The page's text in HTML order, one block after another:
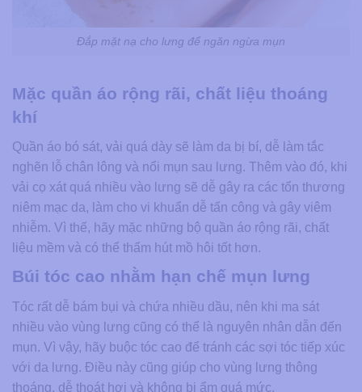
Đắp mặt nạ cho lưng để ngăn ngừa mụn
Mặc quần áo rộng rãi, chất liệu thoáng
khí
Quần áo bó sát, vải quá dày sẽ làm da bị bí, dễ làm tắc
nghẽn lỗ chân lông và nổi mụn sau lưng. Thêm vào đó, khi
vải cọ xát quá nhiều vào lưng sẽ dễ gây ra các tổn thương
niêm mạc da, làm cho vi khuẩn dễ tấn công và gây viêm
nhiễm. Vì thế, hãy mặc những bộ quần áo rộng rãi, chất
liệu mềm và có thể thấm hút mồ hôi tốt hơn.
Búi tóc cao nhằm hạn chế mụn lưng
Tóc rất dễ bám bụi và chứa nhiều dầu, nên khi ma sát
nhiều vào vùng lưng cũng có thể là nguyên nhân dẫn đến
mụn. Vì vậy, hãy buộc tóc cao để tránh các sợi tóc tiếp xúc
với da lưng. Điều này cũng giúp cho vùng lưng thông
thoáng, dễ thoát hơi và không bị ẩm quá mức.